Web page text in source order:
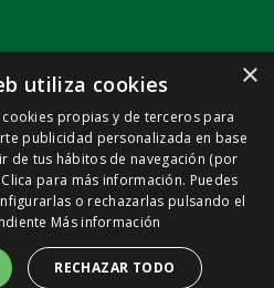
Oficiales de Podólogos (CGCOP).
×
utiliza cookies
propias y de terceros para
publicidad personalizada en base
de tus hábitos de navegación (por
para más información. Puedes
o rechazarlas pulsando el
Más información
RECHAZAR TODO